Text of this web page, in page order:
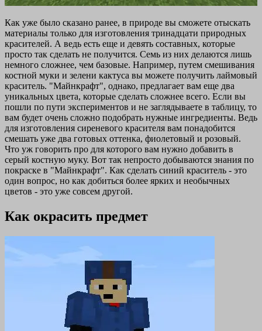
Как уже было сказано ранее, в природе вы сможете отыскать
материалы только для изготовления тринадцати природных
красителей. А ведь есть еще и девять составных, которые
просто так сделать не получится. Семь из них делаются лишь
немного сложнее, чем базовые. Например, путем смешивания
костной муки и зелени кактуса вы можете получить лаймовый
краситель. "Майнкрафт", однако, предлагает вам еще два
уникальных цвета, которые сделать сложнее всего. Если вы
пошли по пути экспериментов и не заглядываете в таблицу, то
вам будет очень сложно подобрать нужные ингредиенты. Ведь
для изготовления сиреневого красителя вам понадобится
смешать уже два готовых оттенка, фиолетовый и розовый.
Что уж говорить про для которого вам нужно добавить в
серый костную муку. Вот так непросто добываются знания по
покраске в "Майнкрафт". Как сделать синий краситель - это
один вопрос, но как добиться более ярких и необычных
цветов - это уже совсем другой.
Как окрасить предмет